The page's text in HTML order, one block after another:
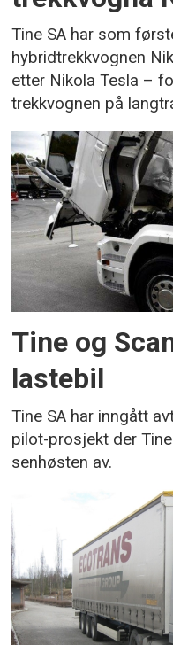
Tine SA har som
hybridtrekkvognen
etter Nikola Tesla –
trekkvognen på
Tine og
lastebil
Tine SA har inngått
pilot-prosjekt der
senhøsten av.